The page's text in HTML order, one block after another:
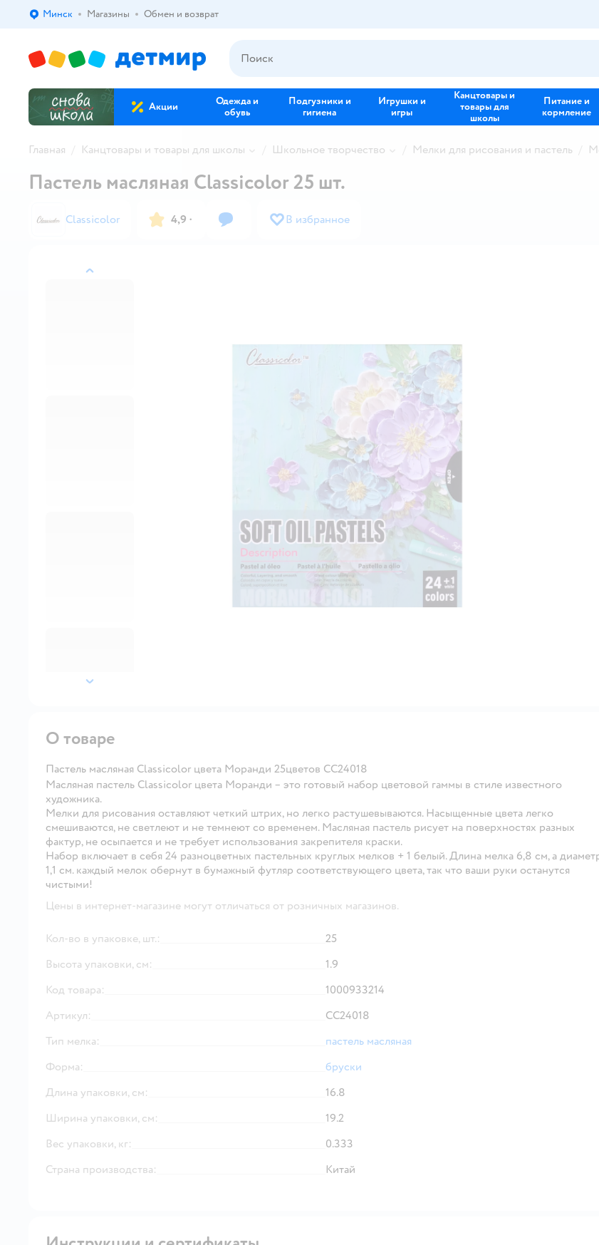
Выбор адреса доставки.
Минск Магазины Обмен и возврат
Акции
Одежда и
обувь
Подгузники и
гигиена
Игрушки и
игры
Канцтовары и
товары для
школы
Питание и
кормление
Главная Канцтовары и товары для школы Школьное творчество Мелки для рисования и пастель
назад
далее
Пастель масляная Classicolor 25 шт.
Classicolor 4,9 · В избранное
О товаре
Пастель масляная Classicolor цвета Моранди 25цветов CC24018
Масляная пастель Classicolor цвета Моранди – это готовый набор цветовой гаммы в стиле известного
художника.
Мелки для рисования оставляют четкий штрих, но легко растушевываются. Насыщенные цвета легко
смешиваются, не светлеют и не темнеют со временем. Масляная пастель рисует на поверхностях разных
фактур, не осыпается и не требует использования закрепителя краски.
Набор включает в себя 24 разноцветных пастельных круглых мелков + 1 белый. Длина мелка 6,8 см, а
1,1 см. каждый мелок обернут в бумажный футляр соответствующего цвета, так что ваши руки останутся
чистыми!
Цены в интернет-магазине могут отличаться от розничных магазинов.
Кол-во в упаковке, шт.:
25
Высота упаковки, см:
1.9
Код товара:
1000933214
Артикул:
CC24018
Тип мелка:
пастель масляная
Форма:
бруски
Длина упаковки, см:
16.8
Ширина упаковки, см:
19.2
Вес упаковки, кг:
0.333
Страна производства:
Китай